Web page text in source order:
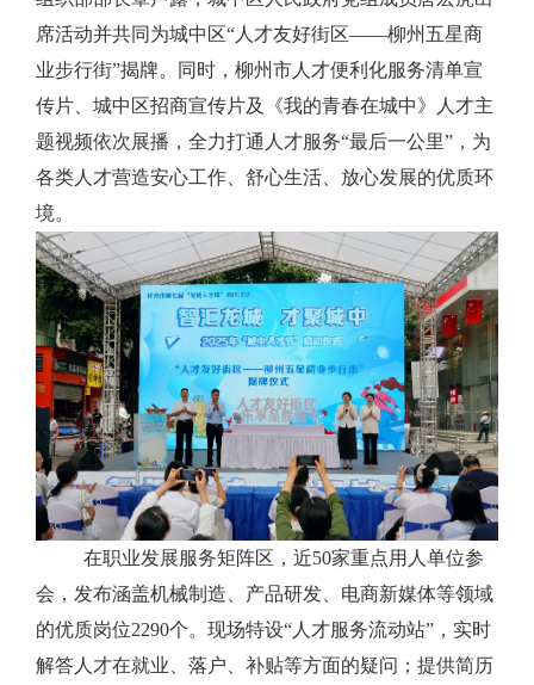
席活动并共同 为城中区“人才友好街区——柳州五星商
业步行街”揭牌。
同时，柳州市人才便利化服务清单宣
传片、城中区招商宣传片及《我的青春在城中》人才主
题视频依次展播，全力打通人才服务“最后一公里”，为
各类人才营造安心工作、舒心生活、放心发展的优质环
境。
在职业发展服务矩阵区 ， 近50家重点用人单位参
会，发布涵盖机械制造、 产品研发、 电商新媒体等领域
的优质岗位2290个。 现场特设“人才服务流动站”，实时
解答人才在就业、落户、补贴等方面的疑问；提供简历